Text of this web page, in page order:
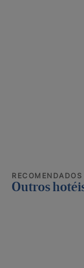
RECOMENDADOS
Outros